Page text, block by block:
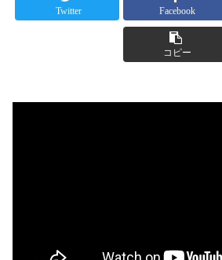
Twitter Facebook
コピー